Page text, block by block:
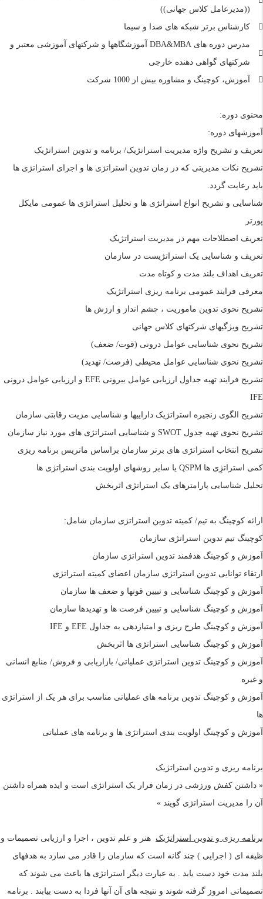
((مدیرعامل کلاس جهانی))
کارشناس برتر شبکه های صدا و سیما
مدرس دوره های DBA&MBA آموزشگاهها و شرکتهای آموزشی معتبر و
شرکتهای گواهی دهنده خارجی
آموزش، کوچینگ و مشاوره بیش از 1000 شرکت
محتوی دوره:
آموزشهای دوره:
تعریف و تشریح واژه مدیریت استراتژیک/ برنامه و تدوین استراتژیک
تشریح نکات مدیریتی که در زمان تدوین استراتژی ها و اجرای استراتژی ها
باید رعایت گردد.
شناسایی و تشریح انواع استراتژی ها و تحلیل استراتژی ها عمومی مایکل
پورتر
تعریف اصطلاحات مهم در مدیریت استراتژیک
تعریف و شناسایی یک استراتژیست در سازمان
تعریف اهداف بلند مدت و کوتاه مدت
معرفی فرایند عمومی برنامه ریزی استراتژیک
تشریح نحوی تدوین ماموریت ، چشم انداز و ارزش ها
تشریح ویژگیهای شرکتهای کلاس جهانی
تشریح نحوی شناسایی عوامل درونی (قوت/ ضعف)
تشریح نحوی شناسایی عوامل محیطی (فرصت/ تهدید)
تشریح فرایند تهیه جداول ارزیابی عوامل بیرونی EFE و ارزیابی عوامل درونی
IFE
تشریح الگوی زنجیره استراتژیک داراییها و شناسایی مزیت رقابتی سازمان
تشریح نحوی تهیه جدول SWOT و شناسایی استراتژی های مورد نیاز سازمان
تشریح انتخاب استراتژی های برتر سازمان براساس ماتریس برنامه ریزی
کمی استراتژِی ها QSPM یا سایر روشهای اولویت بندی استراتژی ها
تحلیل شناسایی پارامترهای یک استراتژی اثربخش
ارائه کوچینگ به تیم/ کمیته تدوین استراتژی سازمان شامل:
کوچینگ تیم تدوین استراتژی سازمان
آموزش و کوچینگ هدفمند تدوین استراتژی سازمان
ارتقاء توانایی تدوین استراتژی سازمان اعضای کمیته استراتژی
آموزش و کوچینگ شناسایی و تبیین قوتها و ضعف ها سازمان
آموزش و کوچینگ شناسایی و تبیین فرصت ها و تهدیدها سازمان
آموزش و کوچینگ طرح ریزی و امتیازدهی به جداول EFE و IFE
آموزش و کوچینگ شناسایی استراتژی ها اثربخش
آموزش و کوچینگ تدوین استراتژی عملیاتی/ بازاریابی و فروش/ منابع انسانی
و غیره
آموزش و کوچینگ تدوین برنامه های عملیاتی مناسب برای هر یک از استراتژی
ها
آموزش و کوچینگ اولویت بندی استراتژی ها و برنامه های عملیاتی
برنامه ريزی و تدوین استراتژيک
« داشتن کفش ورزشی در زمان فرار يک استراتژی است و ايده همراه داشتن
آن را مديريت استراتژی گويند »
برنامه ریزی و تدوین استراتژيک هنر و علم تدوين ، اجرا و ارزيابی تصميمات و
ظيفه ای ( اجرايی ) چند گانه است که سازمان را قادر می سازد به هدفهای
بلند مدت خود دست يابد . به عبارت ديگر استراتژی ها باعث می شوند که
تصميماتی امروز گرفته شوند و نتيجه های آن آنها فردا به دست بيابند . برنامه